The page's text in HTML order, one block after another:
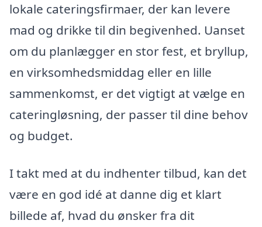
lokale cateringsfirmaer, der kan levere
mad og drikke til din begivenhed. Uanset
om du planlægger en stor fest, et bryllup,
en virksomhedsmiddag eller en lille
sammenkomst, er det vigtigt at vælge en
cateringløsning, der passer til dine behov
og budget.
I takt med at du indhenter tilbud, kan det
være en god idé at danne dig et klart
billede af, hvad du ønsker fra dit